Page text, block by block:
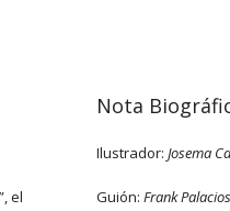
el
Nota
Ilustrador: Josema
Guión: Frank Palacios